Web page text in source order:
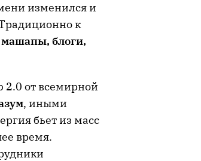
изменился и
к
блоги,
2.0 от всемирной
, иными
бьет из масс
время.